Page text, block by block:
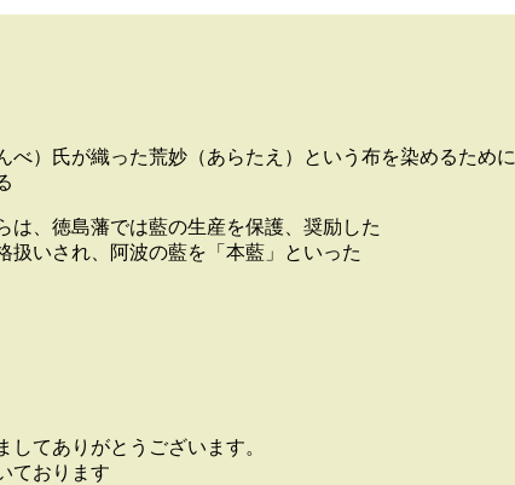
べ）氏が織った荒妙（あらたえ）という布を染めるために
は、徳島藩では藍の生産を保護、奨励した
扱いされ、阿波の藍を「本藍」といった
てありがとうございます。
ております